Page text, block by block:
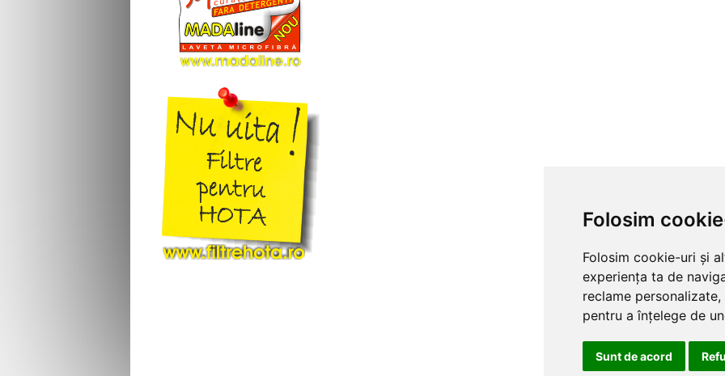
Folosim
Folosim cookie-uri și
experiența ta de
reclame
pentru a înțelege de
Sunt de acord
Asgatec
Aslosaref
Aspico
Atlanta
Atomic
Attix
Audio
Avant
Awd
Basic Xl
Bauhaus
Bauknecht
Baur
Baur Versand
Bavaria
24
25
26
27
28
29
30
31
32